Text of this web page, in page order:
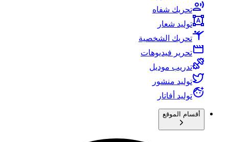
تحريك شفاه
توليد شعار
تحريك الشخصية
تحرير فيديوهات
تدريب موديل
توليد منشور
توليد أفاتار
أقسام الموقع